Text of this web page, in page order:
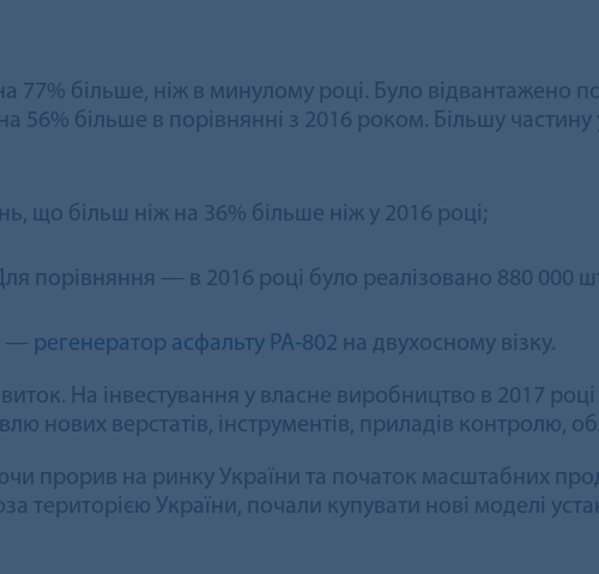
77% більше, ніж в минулому році. Було відвантажено
56% більше в порівнянні з 2016 роком. Більшу
що більш ніж на 36% більше ніж у 2016 році;
порівняння — в 2016 році було реалізовано 880 000
— регенератор асфальту РА-802 на двухосному візку.
На інвестування у власне виробництво в 2017
нових верстатів, інструментів, приладів контролю,
прорив на ринку України та початок масштабних
територією України, почали купувати нові моделі